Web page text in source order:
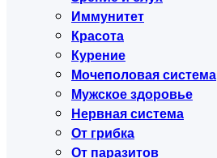
Иммунитет
Красота
Курение
Мочеполовая система
Мужское здоровье
Нервная система
От грибка
От паразитов